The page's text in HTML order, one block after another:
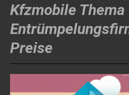
Kfzmobile Thema
Preise